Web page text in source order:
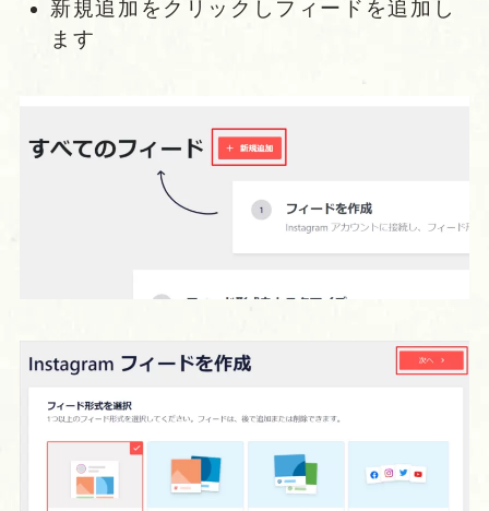
新規追加をクリックしフィードを追加し
ます